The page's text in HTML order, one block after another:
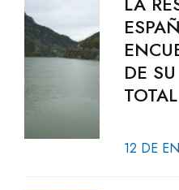
DE
TOTAL
12 DE